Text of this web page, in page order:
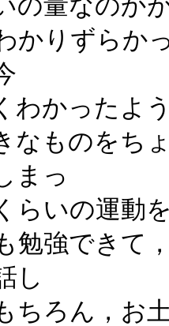
かりずらか
わかったよ
なものをち
まっ
らいの運動
勉強できて
し
ちろん，お